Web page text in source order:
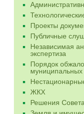
Проекты
Публичные
Независимая
экспертиза
Порядок
муниципальных
ЖКХ
Решения